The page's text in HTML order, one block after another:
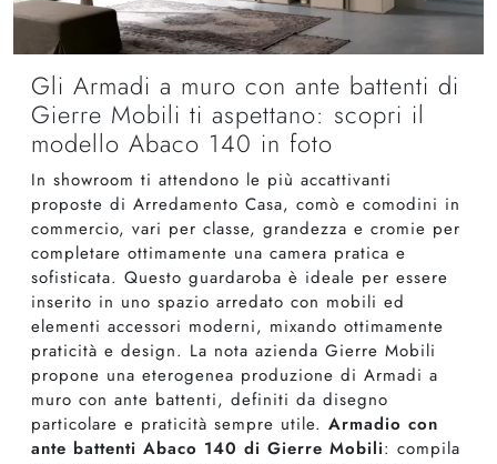
Gli Armadi a muro con ante battenti di
Gierre Mobili ti aspettano: scopri il
modello Abaco 140 in foto
In showroom ti attendono le più accattivanti
proposte di Arredamento Casa, comò e comodini in
commercio, vari per classe, grandezza e cromie per
completare ottimamente una camera pratica e
sofisticata. Questo guardaroba è ideale per essere
inserito in uno spazio arredato con mobili ed
elementi accessori moderni, mixando ottimamente
praticità e design. La nota azienda Gierre Mobili
propone una eterogenea produzione di Armadi a
muro con ante battenti, definiti da disegno
particolare e praticità sempre utile. Armadio con
ante battenti Abaco 140 di Gierre Mobili: compila